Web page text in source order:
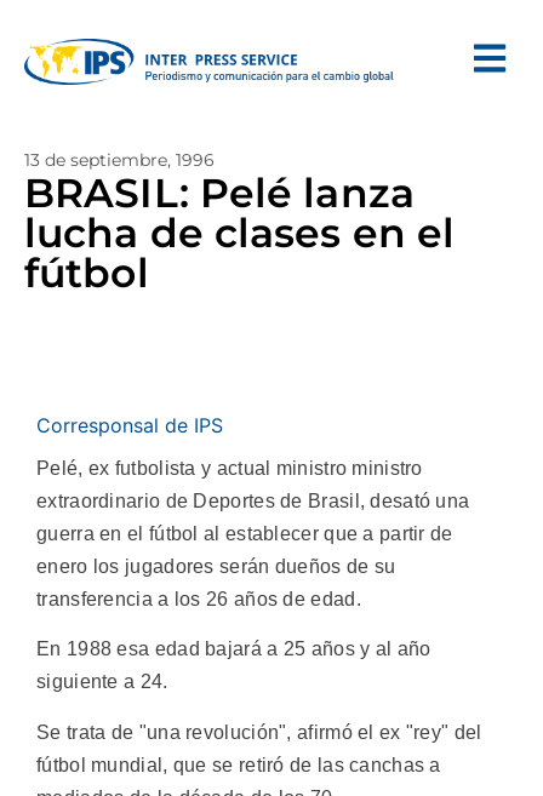
13 de septiembre, 1996
BRASIL: Pelé lanza
lucha de clases en el
fútbol
Corresponsal de IPS
Pelé, ex futbolista y actual ministro ministro
extraordinario de Deportes de Brasil, desató una
guerra en el fútbol al establecer que a partir de
enero los jugadores serán dueños de su
transferencia a los 26 años de edad.
En 1988 esa edad bajará a 25 años y al año
siguiente a 24.
Se trata de "una revolución", afirmó el ex "rey" del
fútbol mundial, que se retiró de las canchas a